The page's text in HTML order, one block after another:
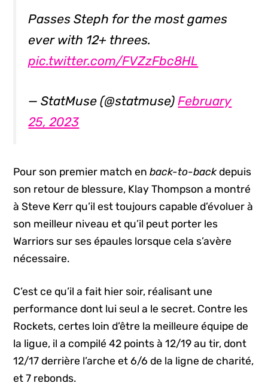
Passes Steph for the most games
ever with 12+ threes.
pic.twitter.com/FVZzFbc8HL
— StatMuse (@statmuse)February
25, 2023
Pour son premier match enback-to-back depuis
son retour de blessure, Klay Thompson a montré
à Steve Kerr qu’il est toujours capable d’évoluer à
son meilleur niveau et qu’il peut porter les
Warriors sur ses épaules lorsque cela s’avère
nécessaire.
C’est ce qu’il a fait hier soir, réalisant une
performance dont lui seul a le secret. Contre les
Rockets, certes loin d’être la meilleure équipe de
la ligue, il a compilé 42 points à 12/19 au tir, dont
12/17 derrière l’arche et 6/6 de la ligne de charité,
et 7 rebonds.